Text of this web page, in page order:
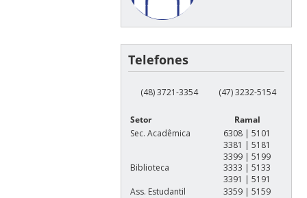
Telefones
(48) 3721-3354 (47) 3232-5154
Setor
Ramal
Sec. Acadêmica
6308 | 5101
3381 | 5181
3399 | 5199
Biblioteca
3333 | 5133
3391 | 5191
Ass. Estudantil
3359 | 5159